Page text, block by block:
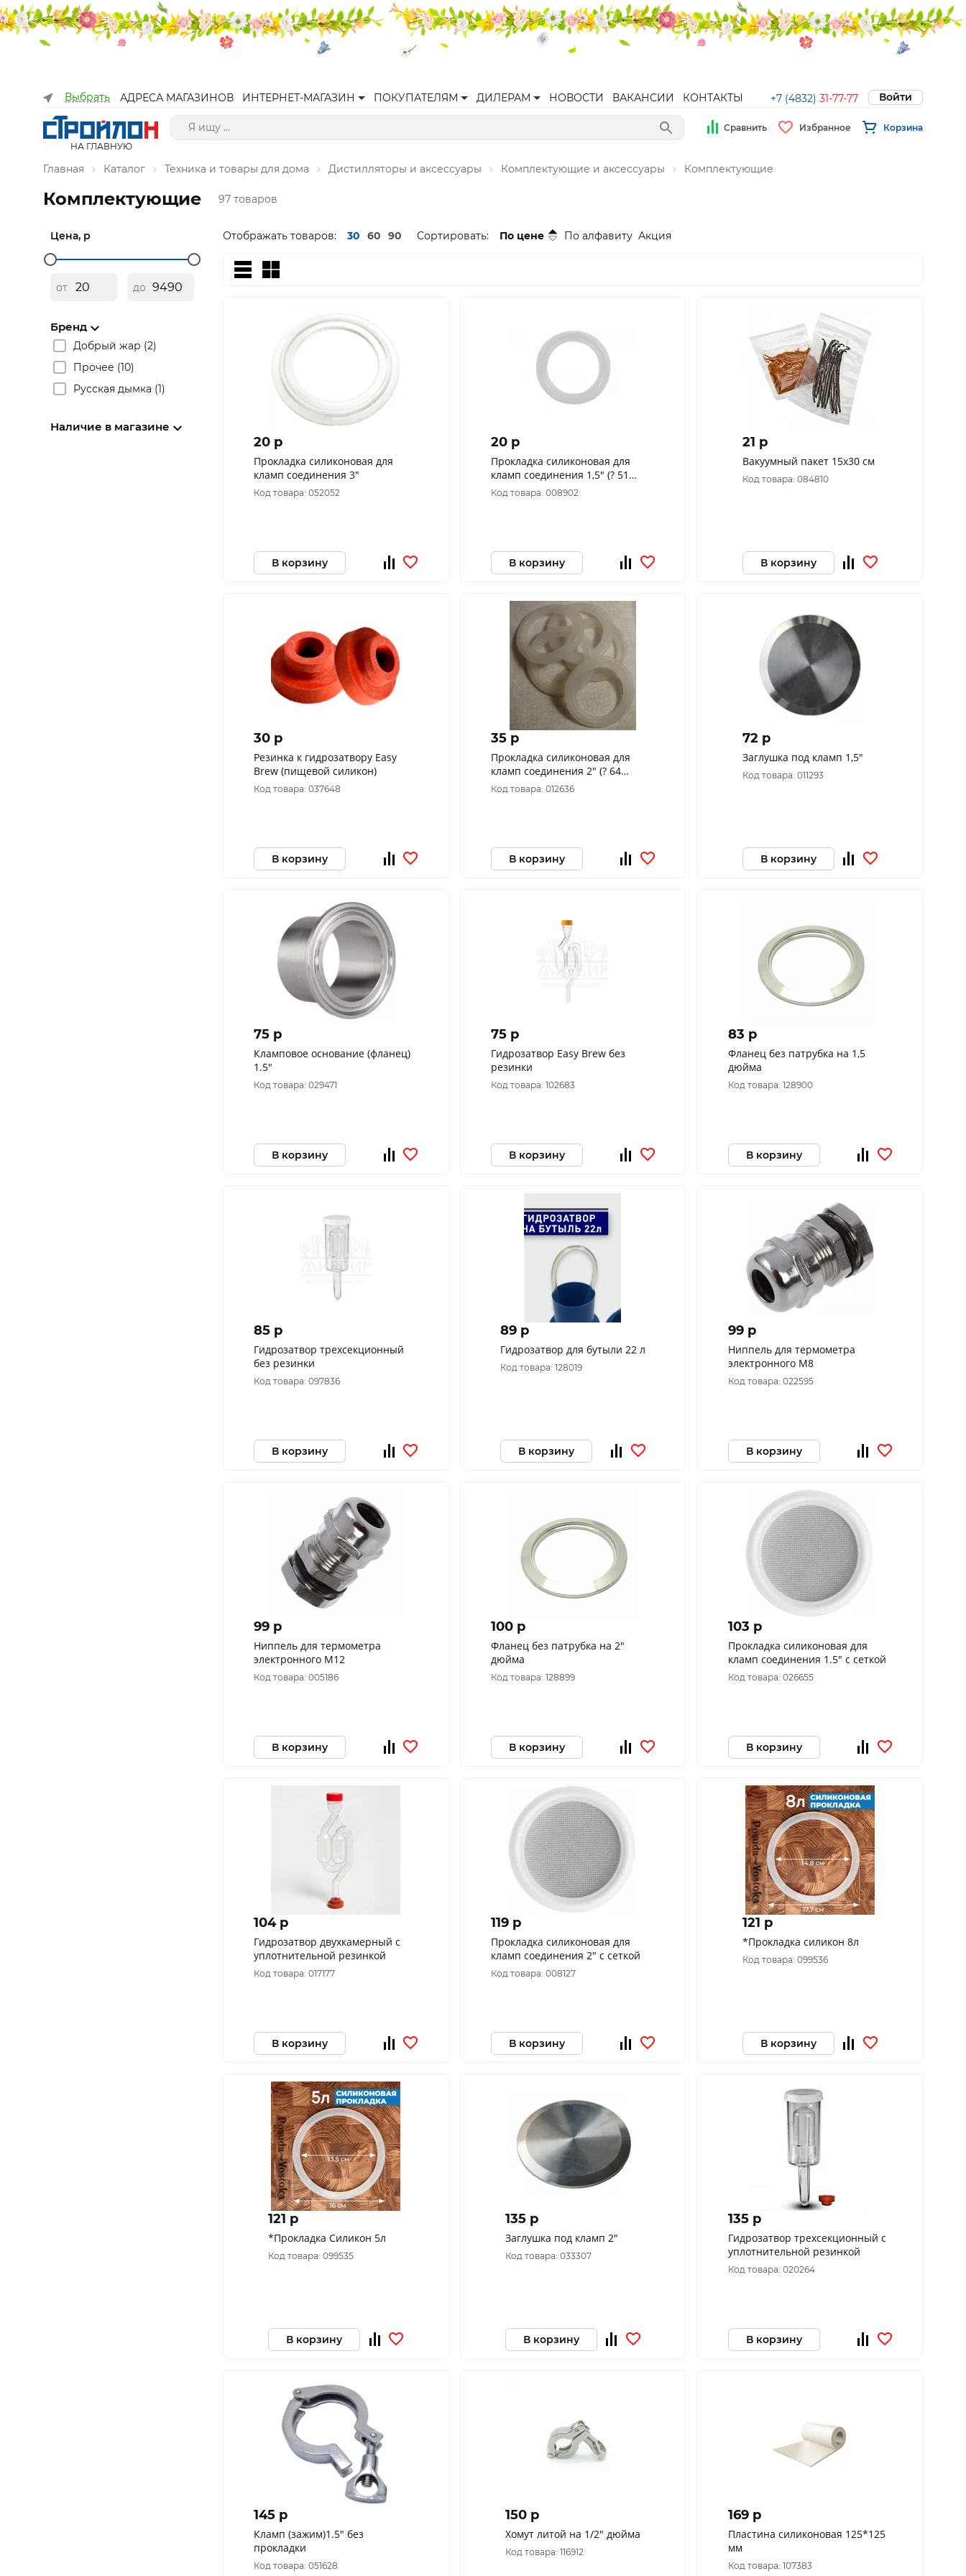
Выбрать АДРЕСА МАГАЗИНОВ ИНТЕРНЕТ-МАГАЗИН ПОКУПАТЕЛЯМ ДИЛЕРАМ НОВОСТИ ВАКАНСИИ КОНТАКТЫ +7 (4832) 31-77-77 Войти
НА ГЛАВНУЮ
Сравнить Избранное Корзина
Главная Каталог Техника и товары для дома Дистилляторы и аксессуары Комплектующие и аксессуары Комплектующие
Комплектующие 97 товаров
Цена, р
от до
Бренд
Добрый жар (2)
Прочее (10)
Русская дымка (1)
Наличие в магазине
Отображать товаров: 30 60 90 Сортировать: По цене По алфавиту Акция
20 p
Прокладка силиконовая для
кламп соединения 3"
Код товара: 052052
В корзину
20 p
Прокладка силиконовая для
кламп соединения 1,5" (? 51
силиконовая)
Код товара: 008902
В корзину
21 p
Вакуумный пакет 15х30 см
Код товара: 084810
В корзину
30 p
Резинка к гидрозатвору Easy
Brew (пищевой силикон)
Код товара: 037648
В корзину
35 p
Прокладка силиконовая для
кламп соединения 2" (? 64
силиконовая)
Код товара: 012636
В корзину
72 p
Заглушка под кламп 1,5"
Код товара: 011293
В корзину
75 p
Кламповое основание (фланец)
1.5"
Код товара: 029471
В корзину
75 p
Гидрозатвор Easy Brew без
резинки
Код товара: 102683
В корзину
83 p
Фланец без патрубка на 1,5
дюйма
Код товара: 128900
В корзину
85 p
Гидрозатвор трехсекционный
без резинки
Код товара: 097836
В корзину
89 p
Гидрозатвор для бутыли 22 л
Код товара: 128019
В корзину
99 p
Ниппель для термометра
электронного М8
Код товара: 022595
В корзину
99 p
Ниппель для термометра
электронного М12
Код товара: 005186
В корзину
100 p
Фланец без патрубка на 2"
дюйма
Код товара: 128899
В корзину
103 p
Прокладка силиконовая для
кламп соединения 1.5" с сеткой
Код товара: 026655
В корзину
104 p
Гидрозатвор двухкамерный с
уплотнительной резинкой
Код товара: 017177
В корзину
119 p
Прокладка силиконовая для
кламп соединения 2" с сеткой
Код товара: 008127
В корзину
121 p
*Прокладка силикон 8л
Код товара: 099536
В корзину
121 p
*Прокладка Силикон 5л
Код товара: 099535
В корзину
135 p
Заглушка под кламп 2"
Код товара: 033307
В корзину
135 p
Гидрозатвор трехсекционный с
уплотнительной резинкой
Код товара: 020264
В корзину
145 p
Кламп (зажим)1.5" без
прокладки
Код товара: 051628
150 p
Хомут литой на 1/2" дюйма
Код товара: 116912
169 p
Пластина силиконовая 125*125
мм
Код товара: 107383